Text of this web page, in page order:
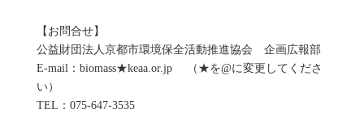
【お問合せ】
公益財団法人京都市環境保全活動推進協会 企画広報部
E-mail：biomass★keaa.or.jp （★を@に変更してくださ
い）
TEL：075-647-3535